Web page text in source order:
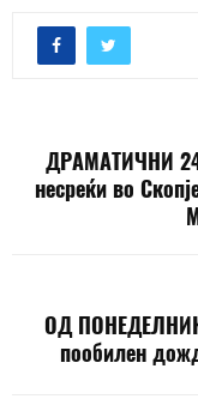
ДРАМАТИЧНИ
несреќи во
ОД
пообилен